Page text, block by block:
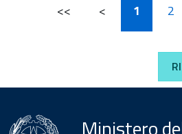
<< < 1 2
Ministero